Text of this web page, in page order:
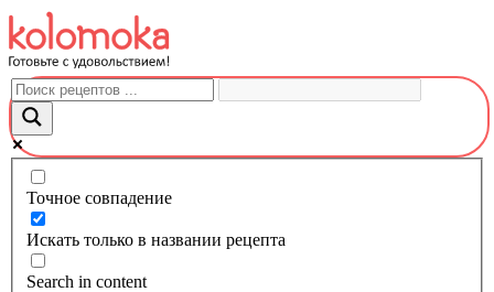
Перейти
к
контенту
Точное совпадение
Искать только в названии рецепта
Search in content